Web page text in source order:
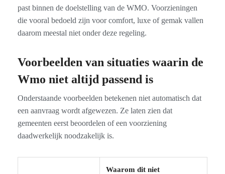
past binnen de doelstelling van de WMO. Voorzieningen
die vooral bedoeld zijn voor comfort, luxe of gemak vallen
daarom meestal niet onder deze regeling.
Voorbeelden van situaties waarin de
Wmo niet altijd passend is
Onderstaande voorbeelden betekenen niet automatisch dat
een aanvraag wordt afgewezen. Ze laten zien dat
gemeenten eerst beoordelen of een voorziening
daadwerkelijk noodzakelijk is.
Waarom dit niet